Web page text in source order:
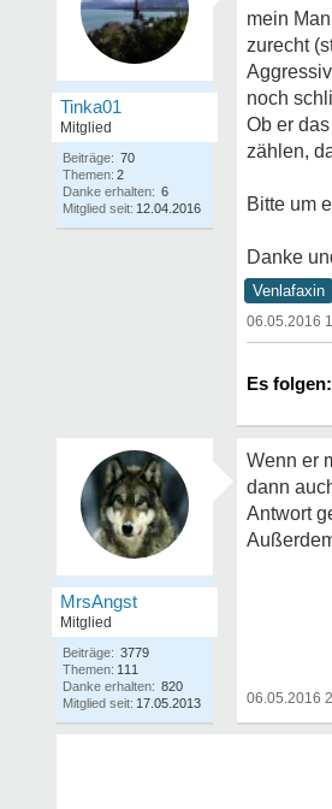
Tinka01
Mitglied
Beiträge: 70
Themen: 2
Danke erhalten: 6
Mitglied seit: 12.04.2016
mein
zurecht
noch
Ob er
zählen,
Bitte um
Danke
Venlafaxin
06.05.2016
MrsAngst
Mitglied
Beiträge: 3779
Themen: 111
Danke erhalten: 820
Mitglied seit: 17.05.2013
Wenn er
dann
Antwort
06.05.2016